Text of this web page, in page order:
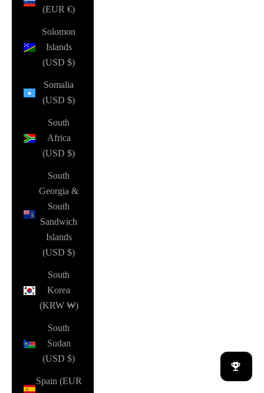
(EUR €)
Solomon
Islands
(USD $)
Somalia
(USD $)
South
Africa
(USD $)
South
Georgia &
South
Sandwich
Islands
(USD $)
South
Korea
(KRW ₩)
South
Sudan
(USD $)
Spain (EUR